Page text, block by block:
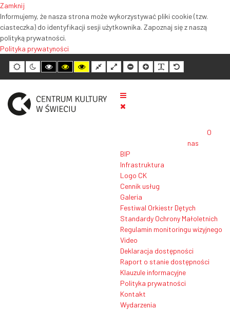
Zamknij
Informujemy, że nasza strona może wykorzystywać pliki cookie (tzw.
ciasteczka) do identyfikacji sesji użytkownika. Zapoznaj się z naszą
polityką prywatności.
Polityka prywatyności
Tryb
domyślny
Tryb
nocny
Tryb
wysokiego
kontrastu
biały
Tryb
wysokiego
kontrastu
żółty
Tryb
wysokiego
kontrastu
czarny
Normalny
układ
Szeroki
układ
Mniejszy
rozmiar
tekstu
Większy
rozmiar
tekstu
Czytelność
tekstu
Domyślny
rozmiar
tekstu
O
nas
BIP
Infrastruktura
Logo CK
Cennik usług
Galeria
Festiwal Orkiestr Dętych
Standardy Ochrony Małoletnich
Regulamin monitoringu wizyjnego
Video
Deklaracja dostępności
Raport o stanie dostępności
Klauzule informacyjne
Polityka prywatności
Kontakt
Wydarzenia